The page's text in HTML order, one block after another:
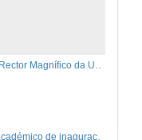
Intervención do Rector Magnífico da Universidade de Vigo